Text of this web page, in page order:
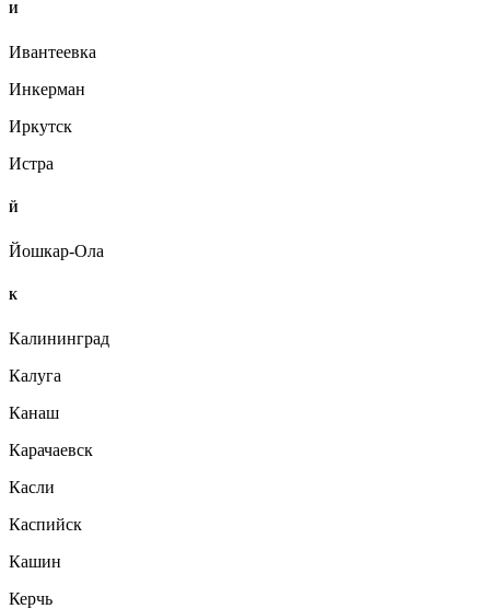
И
Ивантеевка
Инкерман
Иркутск
Истра
Й
Йошкар-Ола
К
Калининград
Калуга
Канаш
Карачаевск
Касли
Каспийск
Кашин
Керчь